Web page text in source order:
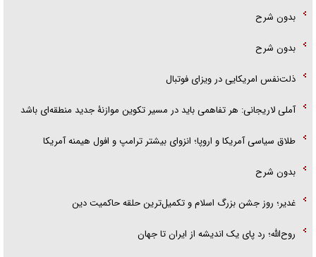
بدون شرح
بدون شرح
ذلت‌نفس امریکایی در ویزای فوتبال
آملی لاریجانی: هر تفاهمی باید در مسیر تکوین موازنۀ جدید منطقه‌ای باشد
طلاق سیاسی آمریکا و اروپا؛ انزوای بیشتر ترامپ و افول هیمنه آمریکا
بدون شرح
غدیر؛ روز جشن بزرگ اسلام و تکمیل‌ترین حلقه حاکمیت دین
روح‌الله؛ رد پای یک اندیشه از ایران تا جهان